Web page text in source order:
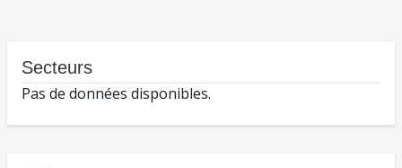
Secteurs
Pas de données disponibles.